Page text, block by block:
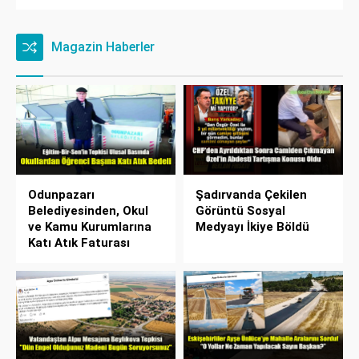
Magazin Haberler
Odunpazarı
Belediyesinden, Okul
ve Kamu Kurumlarına
Katı Atık Faturası
Şadırvanda Çekilen
Görüntü Sosyal
Medyayı İkiye Böldü